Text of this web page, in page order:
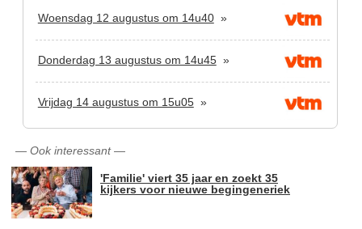
Woensdag 12 augustus om 14u40»
Donderdag 13 augustus om 14u45»
Vrijdag 14 augustus om 15u05»
— Ook interessant—
'Familie' viert 35 jaar en zoekt 35
kijkers voor nieuwe begingeneriek